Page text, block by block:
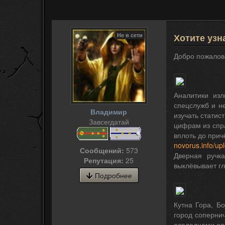
Не в сети
Владимир
Завсегдатай
Сообщений: 573
Репутация: 25
Подробнее
Хотите
Добро
Аналитики
спецслужб и
изучать
цифрам из
вплоть до
novorus.info/
Дверная
выклёвывает
Кутна Гора,
город